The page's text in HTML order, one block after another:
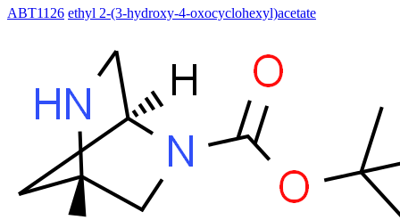
ABT1126 ethyl 2-(3-hydroxy-4-oxocyclohexyl)acetate